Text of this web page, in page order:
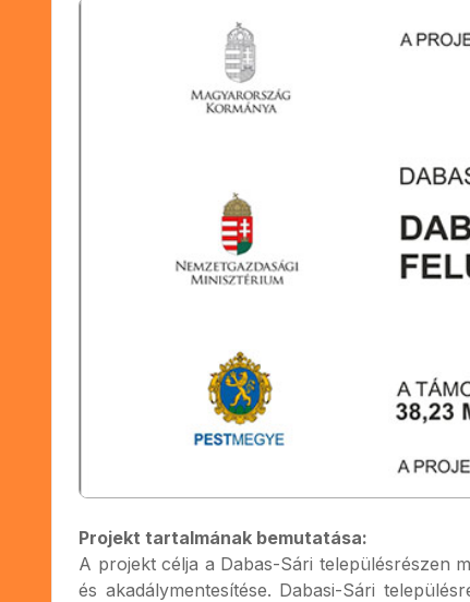
Projekt tartalmának bemutatása:
A projekt célja a Dabas-Sári településrészen
és akadálymentesítése. Dabasi-Sári